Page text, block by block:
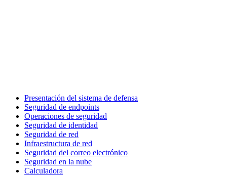
Presentación del sistema de defensa
Seguridad de endpoints
Operaciones de seguridad
Seguridad de identidad
Seguridad de red
Infraestructura de red
Seguridad del correo electrónico
Seguridad en la nube
Calculadora